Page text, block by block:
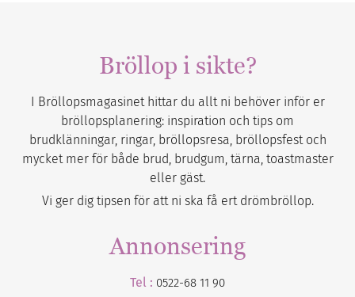
Bröllop i sikte?
I Bröllopsmagasinet hittar du allt ni behöver inför er
bröllopsplanering: inspiration och tips om
brudklänningar, ringar, bröllopsresa, bröllopsfest och
mycket mer för både brud, brudgum, tärna, toastmaster
eller gäst.
Vi ger dig tipsen för att ni ska få ert drömbröllop.
Annonsering
Tel : 0522-68 11 90